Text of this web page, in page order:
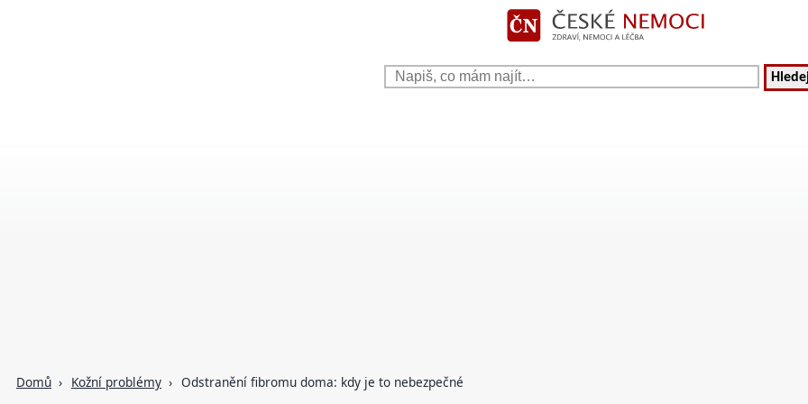
Domů Kožní problémy Odstranění fibromu doma: kdy je to nebezpečné